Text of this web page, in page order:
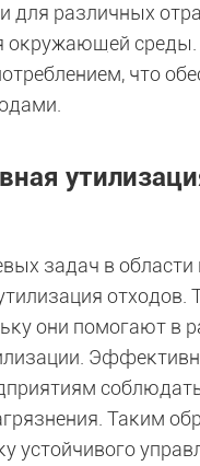
для различных
окружающей
что
задач в
они помогают в
Таким
устойчивого